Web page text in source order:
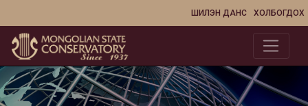
ХОЛБОГДОХ
ШИЛЭН ДАНС